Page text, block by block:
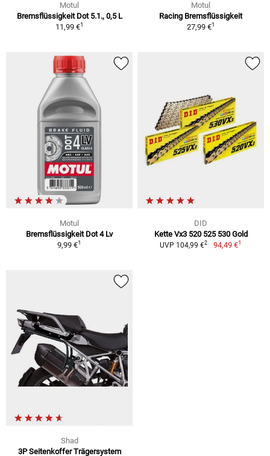
Motul
Bremsflüssigkeit Dot 5.1., 0,5 L
11,99 €1
Motul
Racing Bremsflüssigkeit
27,99 €1
Motul
Bremsflüssigkeit Dot 4 Lv
9,99 €1
DID
Kette Vx3 520 525 530 Gold
UVP 104,99 €2 94,49 €1
Shad
3P Seitenkoffer Trägersystem